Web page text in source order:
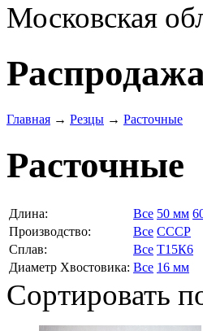
Московская
Главная → Резцы → Расточные
Расточные
Длина: Все 50 мм
Производство:
Все СССР
Сплав:
Все Т15К6
Диаметр Хвостовика: Все 16 мм
Сортировать